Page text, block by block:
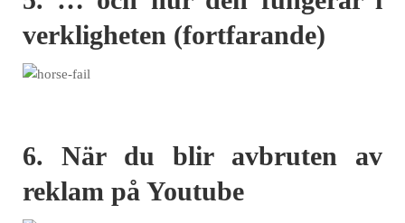
verkligheten (fortfarande)
6. När du blir avbruten av
reklam på Youtube